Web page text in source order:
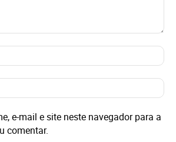
E-
e-mail e site neste navegador para a
comentar.